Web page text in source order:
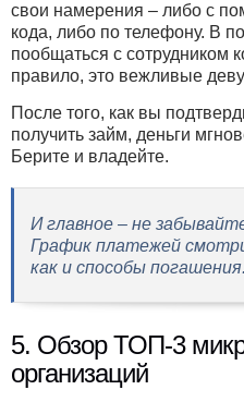
свои намерения – либо с
кода, либо по телефону. В
пообщаться с сотрудником
правило, это вежливые
После того, как вы
получить займ, деньги
Берите и владейте.
И главное – не
График платежей
как и способы погашения.
5. Обзор ТОП-3
организаций